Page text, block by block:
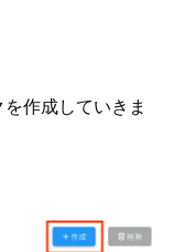
作成していきま